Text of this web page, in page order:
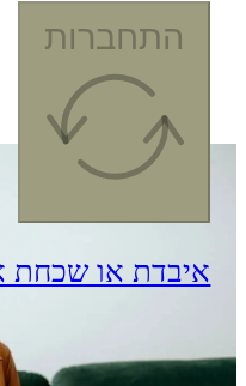
התחברות
או שכחת את